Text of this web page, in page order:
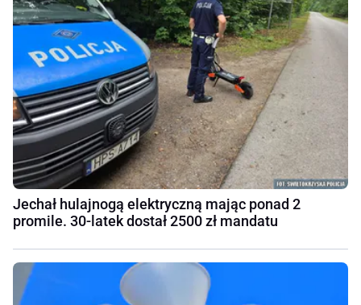
Jechał hulajnogą elektryczną mając ponad 2
promile. 30-latek dostał 2500 zł mandatu